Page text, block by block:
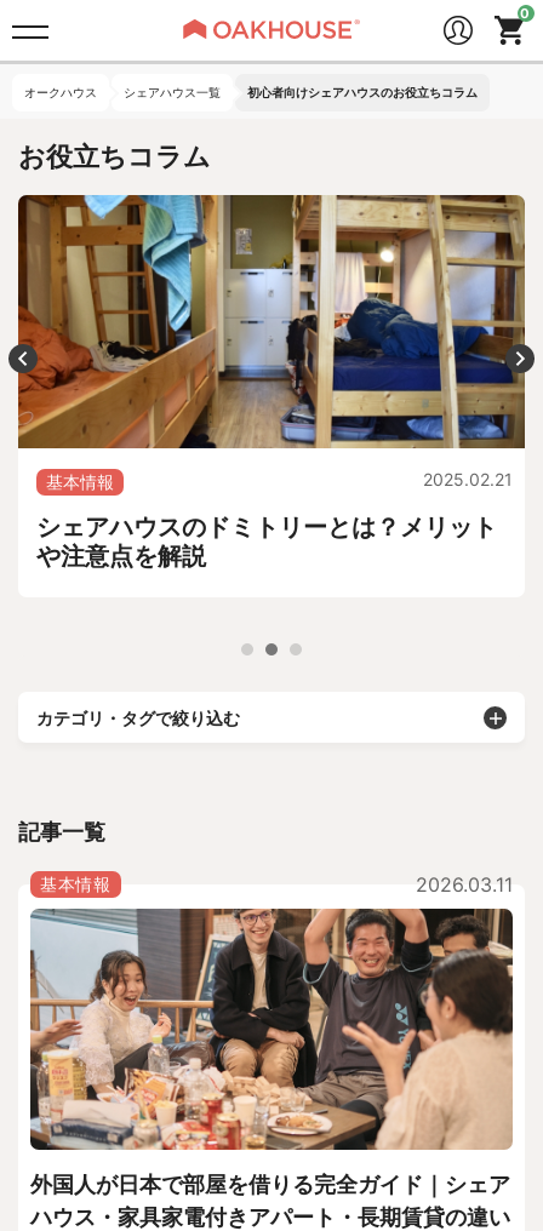
オークハウス シェアハウス一覧 初心者向けシェアハウスのお役立ちコラム
お役立ちコラム
基本情報 2025.02.21
シェアハウスのドミトリーとは？メリット
や注意点を解説
カテゴリ・タグで絞り込む
記事一覧
2026.03.11
基本情報
外国人が日本で部屋を借りる完全ガイド｜シェア
ハウス・家具家電付きアパート・長期賃貸の違い